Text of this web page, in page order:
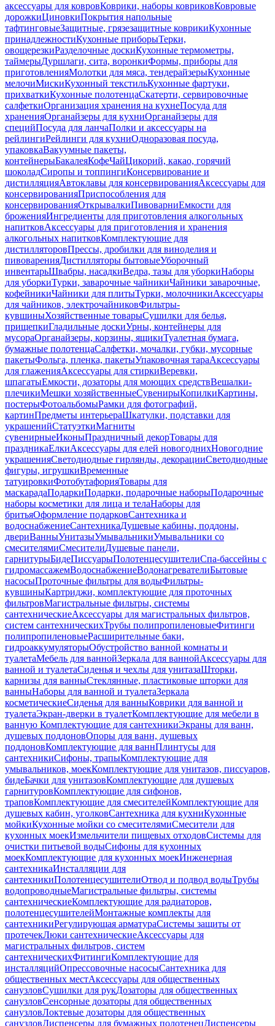
аксессуары для ковровКоврики, наборы ковриковКовровые
дорожкиЦиновкиПокрытия напольные
тафтинговыеЗащитные, грязезащитные коврикиКухонные
принадлежностиКухонные приборыТерки,
овощерезкиРазделочные доскиКухонные термометры,
таймерыДуршлаги, сита, воронкиФормы, приборы для
приготовленияМолотки для мяса, тендерайзерыКухонные
мелочиМискиКухонный текстильКухонные фартуки,
прихваткиКухонные полотенцаСкатерти, сервировочные
салфеткиОрганизация хранения на кухнеПосуда для
храненияОрганайзеры для кухниОрганайзеры для
специйПосуда для ланчаПолки и аксессуары на
рейлингиРейлинги для кухниОдноразовая посуда,
упаковкаВакуумные пакеты,
контейнерыБакалеяКофеЧайЦикорий, какао, горячий
шоколадСиропы и топпингиКонсервирование и
дистилляцияАвтоклавы для консервированияАксессуары для
консервированияПриспособления для
консервированияОткрывалкиПивоварниЕмкости для
броженияИнгредиенты для приготовления алкогольных
напитковАксессуары для приготовления и хранения
алкогольных напитковКомплектующие для
дистилляторовПрессы, дробилки для виноделия и
пивоваренияДистилляторы бытовыеУборочный
инвентарьШвабры, насадкиВедра, тазы для уборкиНаборы
для уборкиТурки, заварочные чайникиЧайники заварочные,
кофейникиЧайники для плитыТурки, молочникиАксессуары
для чайников, электрочайниковФильтры-
кувшиныХозяйственные товарыСушилки для белья,
прищепкиГладильные доскиУрны, контейнеры для
мусораОрганайзеры, корзины, ящикиТуалетная бумага,
бумажные полотенцаСалфетки, мочалки, губки, мусорные
пакетыФольга, пленка, пакетыУпаковочная тараАксессуары
для глаженияАксессуары для стиркиВеревки,
шпагатыЕмкости, дозаторы для моющих средствВешалки-
плечикиМешки хозяйственныеСувенирыКопилкиКартины,
постерыФотоальбомыРамки для фотографий,
картинПредметы интерьераШкатулки, подставки для
украшенийСтатуэткиМагниты
сувенирныеИконыПраздничный декорТовары для
праздникаЕлкиАксессуары для елей новогоднихНовогодние
украшенияСветодиодные гирлянды, декорацииСветодиодные
фигуры, игрушкиВременные
татуировкиФотобутафорияТовары для
маскарадаПодаркиПодарки, подарочные наборыПодарочные
наборы косметики для лица и телаНаборы для
бритьяОформление подарковСантехника и
водоснабжениеСантехникаДушевые кабины, поддоны,
двериВанныУнитазыУмывальникиУмывальники со
смесителямиСмесителиДушевые панели,
гарнитурыБидеПиссуарыПолотенцесушителиСпа-бассейны с
гидромассажемВодоснабжениеВодонагревателиБытовые
насосыПроточные фильтры для водыФильтры-
кувшиныКартриджи, комплектующие для проточных
фильтровМагистральные фильтры, системы
сантехническиеАксессуары для магистральных фильтров,
систем сантехническихТрубы полипропиленовыеФитинги
полипропиленовыеРасширительные баки,
гидроаккумуляторыОбустройство ванной комнаты и
туалетаМебель для ваннойЗеркала для ваннойАксессуары для
ванной и туалетаСиденья и чехлы для унитазаШторки,
карнизы для ванныСтеклянные, пластиковые шторки для
ванныНаборы для ванной и туалетаЗеркала
косметическиеСиденья для ванныКоврики для ванной и
туалетаЭкран-дверки в туалетКомплектующие для мебели в
ванную Комплектующие для сантехникиЭкраны для ванн,
душевых поддоновОпоры для ванн, душевых
поддоновКомплектующие для ваннПлинтусы для
сантехникиСифоны, трапыКомплектующие для
умывальников, моекКомплектующие для унитазов, писсуаров,
бидеБачки для унитазовКомплектующие для душевых
гарнитуровКомплектующие для сифонов,
траповКомплектующие для смесителейКомплектующие для
душевых кабин, уголковСантехника для кухниКухонные
мойкиКухонные мойки со смесителямиСмесители для
кухонных моекИзмельчители пищевых отходовСистемы для
очистки питьевой водыСифоны для кухонных
моекКомплектующие для кухонных моекИнженерная
сантехникаИнсталляции для
сантехникиПолотенцесушителиОтвод и подвод водыТрубы
водопроводныеМагистральные фильтры, системы
сантехническиеКомплектующие для радиаторов,
полотенцесушителейМонтажные комплекты для
сантехникиРегулирующая арматураСистемы защиты от
протечекЛюки сантехническиеАксессуары для
магистральных фильтров, систем
сантехническихФитингиКомплектующие для
инсталляцийОпрессовочные насосыСантехника для
общественных местАксессуары для общественных
санузловСушилки для рукДозаторы для общественных
санузловСенсорные дозаторы для общественных
санузловЛоктевые дозаторы для общественных
санузловДиспенсеры для бумажных полотенецДиспенсеры